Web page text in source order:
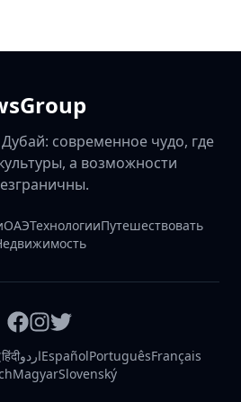
современное чудо, где
а возможности
ОАЭТехнологииПутешествовать
हिंदीاردوEspañolPortuguêsFrançais
MagyarSlovenský